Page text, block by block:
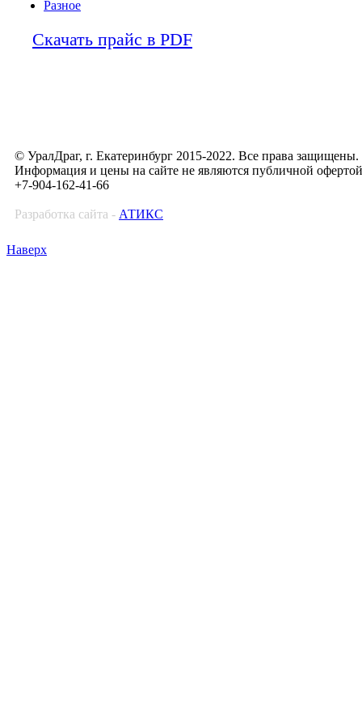
Разное
Скачать прайс в PDF
© УралДраг, г. Екатеринбург 2015-2022. Все права защищены.
Информация и цены на сайте не являются публичной офертой
+7-904-162-41-66
Разработка сайта - АТИКС
Наверх